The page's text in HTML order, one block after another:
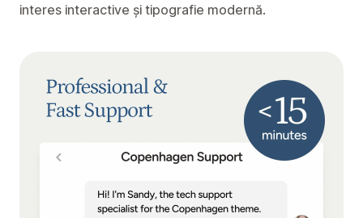
interes interactive și tipografie modernă.